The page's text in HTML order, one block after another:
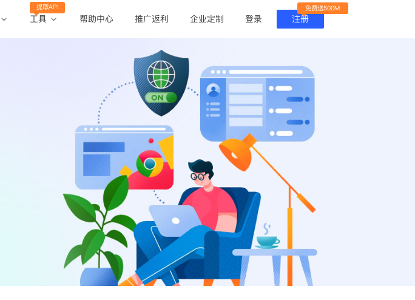
工具
提取API
帮助中心 推广返利 企业定制 登录 注册
免费送500M